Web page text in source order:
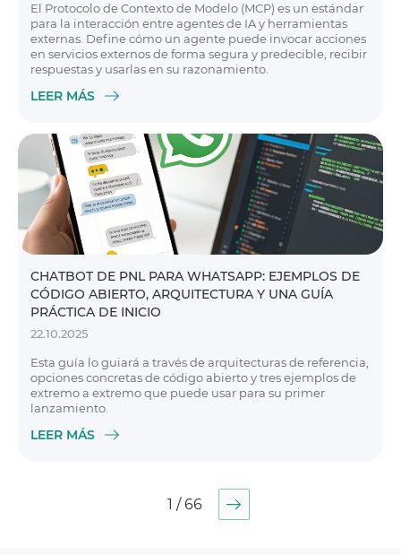
El Protocolo de Contexto de Modelo (MCP) es un estándar
para la interacción entre agentes de IA y herramientas
externas. Define cómo un agente puede invocar acciones
en servicios externos de forma segura y predecible, recibir
respuestas y usarlas en su razonamiento.
LEER MÁS
CHATBOT DE PNL PARA WHATSAPP: EJEMPLOS DE
CÓDIGO ABIERTO, ARQUITECTURA Y UNA GUÍA
PRÁCTICA DE INICIO
22.10.2025
Esta guía lo guiará a través de arquitecturas de referencia,
opciones concretas de código abierto y tres ejemplos de
extremo a extremo que puede usar para su primer
lanzamiento.
LEER MÁS
1 / 66